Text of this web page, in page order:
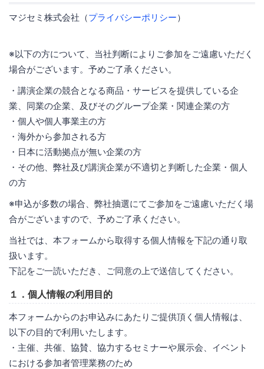
マジセミ株式会社（プライバシーポリシー）
※以下の方について、当社判断によりご参加をご遠慮いただく
場合がございます。予めご了承ください。
・講演企業の競合となる商品・サービスを提供している企
業、同業の企業、及びそのグループ企業・関連企業の方
・個人や個人事業主の方
・海外から参加される方
・日本に活動拠点が無い企業の方
・その他、弊社及び講演企業が不適切と判断した企業・個人
の方
※申込が多数の場合、弊社抽選にてご参加をご遠慮いただく場
合がございますので、予めご了承ください。
当社では、本フォームから取得する個人情報を下記の通り取
扱います。
下記をご一読いただき、ご同意の上で送信してください。
１．個人情報の利用目的
本フォームからのお申込みにあたりご提供頂く個人情報は、
以下の目的で利用いたします。
・主催、共催、協賛、協力するセミナーや展示会、イベント
における参加者管理業務のため